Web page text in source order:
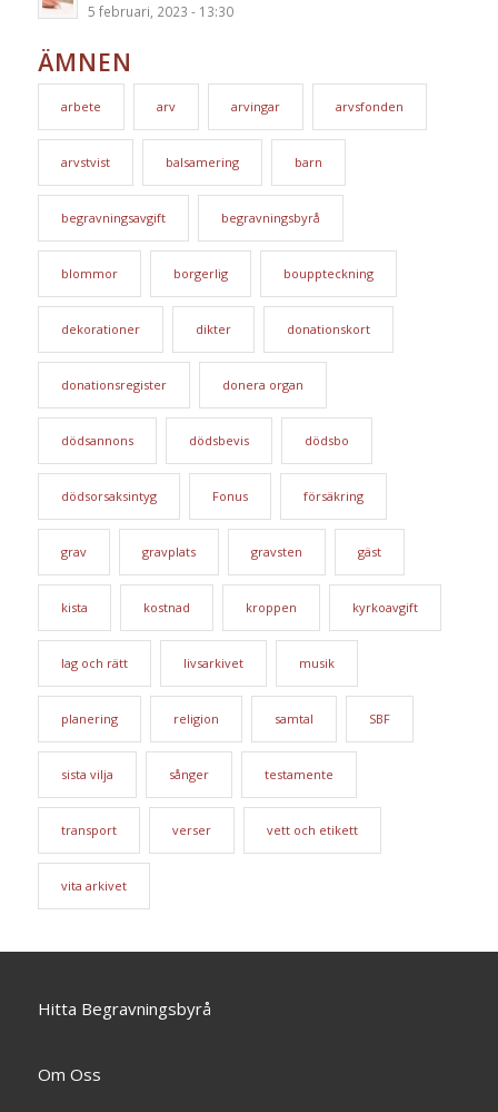
5 februari, 2023 - 13:30
ÄMNEN
arbete arv arvingar arvsfonden
arvstvist balsamering barn
begravningsavgift begravningsbyrå
blommor borgerlig bouppteckning
dekorationer dikter donationskort
donationsregister donera organ
dödsannons dödsbevis dödsbo
dödsorsaksintyg Fonus försäkring
grav gravplats gravsten gäst
kista kostnad kroppen kyrkoavgift
lag och rätt livsarkivet musik
planering religion samtal SBF
sista vilja sånger testamente
transport verser vett och etikett
vita arkivet
Hitta Begravningsbyrå
Om Oss